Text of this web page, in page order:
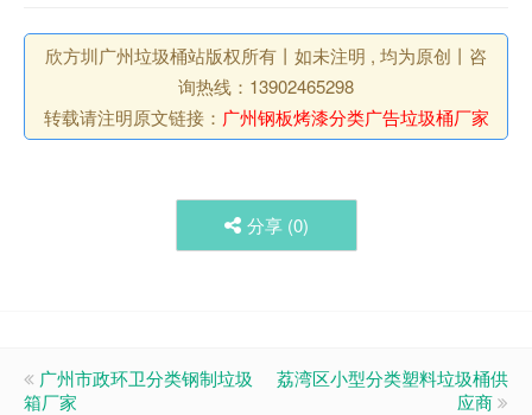
欣方圳广州垃圾桶站版权所有丨如未注明 , 均为原创丨咨
询热线：13902465298
转载请注明原文链接： 广州钢板烤漆分类广告垃圾桶厂家
分享 (0)
广州市政环卫分类钢制垃圾
箱厂家
荔湾区小型分类塑料垃圾桶供
应商